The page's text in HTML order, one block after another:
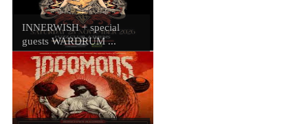
INNERWISH + special
guests WARDRUM ...